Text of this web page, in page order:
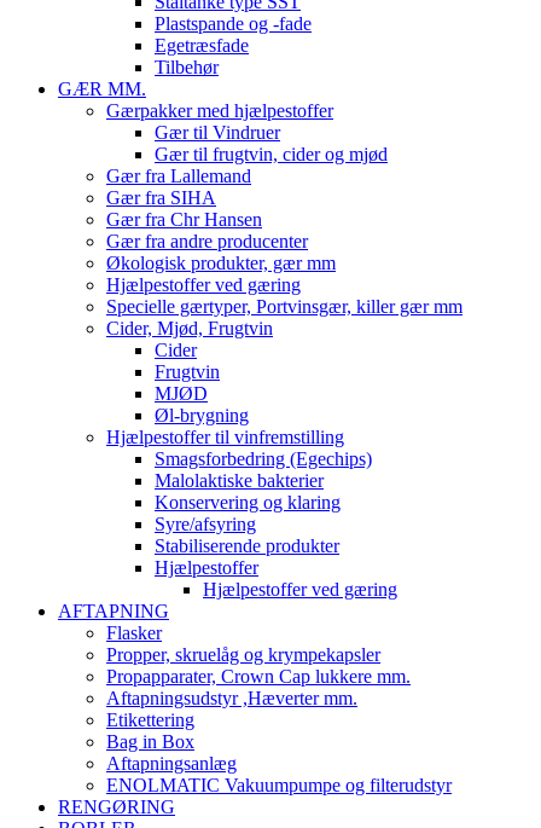
Plastspande og -fade
Egetræsfade
Tilbehør
GÆR MM.
Gærpakker med hjælpestoffer
Gær til Vindruer
Gær til frugtvin, cider og mjød
Gær fra Lallemand
Gær fra SIHA
Gær fra Chr Hansen
Gær fra andre producenter
Økologisk produkter, gær mm
Hjælpestoffer ved gæring
Specielle gærtyper, Portvinsgær, killer gær mm
Cider, Mjød, Frugtvin
Cider
Frugtvin
MJØD
Øl-brygning
Hjælpestoffer til vinfremstilling
Smagsforbedring (Egechips)
Malolaktiske bakterier
Konservering og klaring
Syre/afsyring
Stabiliserende produkter
Hjælpestoffer
Hjælpestoffer ved gæring
AFTAPNING
Flasker
Propper, skruelåg og krympekapsler
Propapparater, Crown Cap lukkere mm.
Aftapningsudstyr ,Hæverter mm.
Etikettering
Bag in Box
Aftapningsanlæg
ENOLMATIC Vakuumpumpe og filterudstyr
RENGØRING